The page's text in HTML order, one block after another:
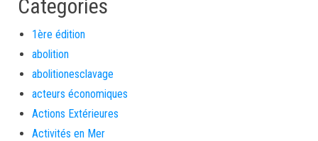
Categories
1ère édition
abolition
abolitionesclavage
acteurs économiques
Actions Extérieures
Activités en Mer